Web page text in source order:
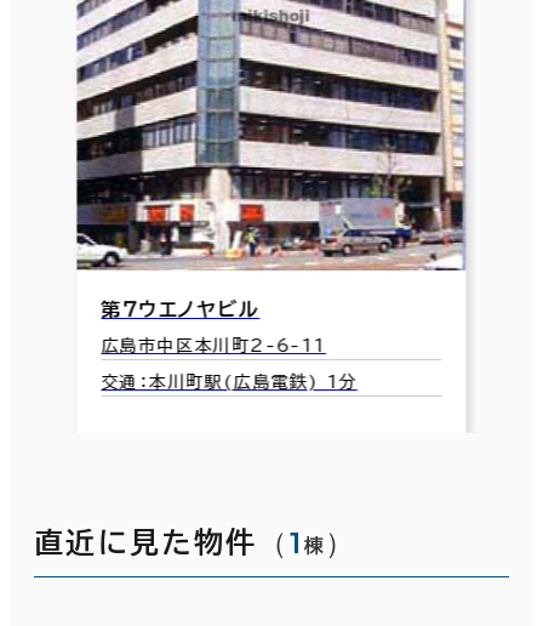
第７ウエノヤビル
広島市中区本川町2-6-11
交通：本川町駅(広島電鉄) 1分
直近に見た物件 （1 棟 ）